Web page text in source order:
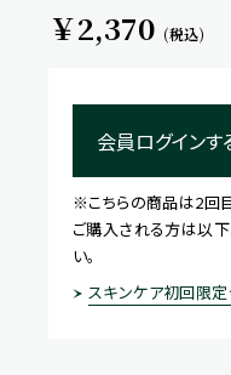
￥2,370 (税込)
会員ログインす
※こちらの商品は2回
ご購入される方は以
い。
スキンケア初回限定